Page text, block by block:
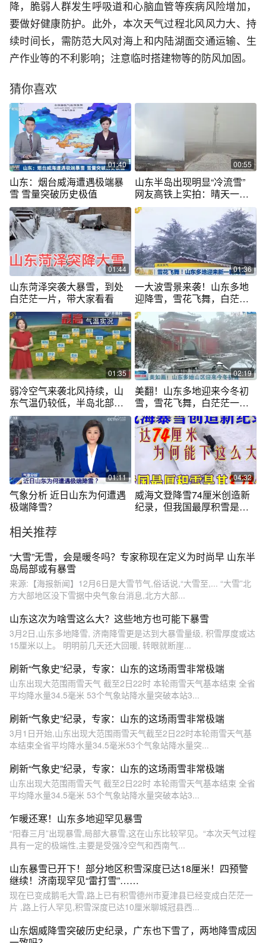
降，脆弱人群发生呼吸道和心脑血管等疾病风险增加，
要做好健康防护。此外，本次天气过程北风风力大、持
续时间长，需防范大风对海上和内陆湖面交通运输、生
产作业等的不利影响；注意临时搭建物等的防风加固。
猜你喜欢
01:40
山东：烟台威海遭遇极端暴
雪 雪量突破历史极值
00:55
山东半岛出现明显“冷流雪”
网友高铁上实拍：晴天一秒
切换暴雪
01:44
山东菏泽突袭大暴雪，到处
白茫茫一片，带大家看看
01:36
一大波雪景来袭！山东多地
迎降雪，雪花飞舞，白茫茫
一片如梦如幻
01:35
弱冷空气来袭北风持续，山
东气温仍较低，半岛北部地
区降雪频繁
02:19
美翻！山东多地迎来今冬初
雪，雪花飞舞，白茫茫一片
宛若梦幻仙境
01:11
气象分析 近日山东为何遭遇
极端降雪？
04:32
威海文登降雪74厘米创造新
纪录，但我国最厚积雪是它
相关推荐
“大雪”无雪，会是暖冬吗？专家称现在定义为时尚早 山东半
岛局部或有暴雪
来源:【海报新闻】12月6日是大雪节气,俗话说,“大雪至,... “大雪”北
方大部地区没下雪据中央气象台消息,北方大部...
山东这次为啥雪这么大？这些地方也可能下暴雪
3月2日,山东多地降雪, 济南降雪更是达到大暴雪量级, 积雪厚度或达
15厘米以上。 明明前几天还大回暖, 转眼就断崖...
刷新“气象史”纪录，专家：山东的这场雨雪非常极端
山东出现大范围雨雪天气 截至2日22时 本轮雨雪天气基本结束 全省
平均降水量34.5毫米 53个气象站降水量突破本站3...
刷新“气象史”纪录，专家：山东的这场雨雪非常极端
3月1日开始,山东出现大范围雨雪天气截至2日22时本轮雨雪天气基
本结束全省平均降水量34.5毫米53个气象站降水量突...
刷新“气象史”纪录，专家：山东的这场雨雪非常极端
山东出现大范围雨雪天气 截至2日22时 本轮雨雪天气基本结束 全省
平均降水量34.5毫米 53个气象站降水量突破本站3...
乍暖还寒！山东多地迎罕见暴雪
“阳春三月”出现暴雪,局部大暴雪,这在山东比较罕见。“本次天气过程
具有一定的极端性,主要是受强冷空气和西南气...
山东暴雪已开下！部分地区积雪深度已达18厘米！四预警
继续！济南现罕见“雷打雪”……
现在已变成鹅毛大雪,路上已有积雪德州市夏津县已经变成白茫茫一
片 ,路上行人罕见,积雪深度已达10厘米聊城冠县西...
山东烟威降雪突破历史纪录，广东也下雪了，两地降雪成因